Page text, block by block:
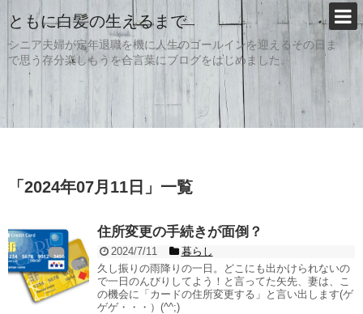
ともに白髪の生えるまで
シニア夫婦が定年退職を機に人生のゴールインを迎えるその日ま
で思う存分楽しもうを合言葉にブログをはじめました。
「 2024年07月11日 」 一覧
住所変更の手続きが面倒？
2024/7/11
暮らし
久し振りの雨降りの一日。どこにも出かけられないの
で一日のんびりしてよう！と言ってた矢先、妻は、こ
の機会に「カードの住所変更する」と言い出します(ゲ
ゲゲ・・・）(^^;)